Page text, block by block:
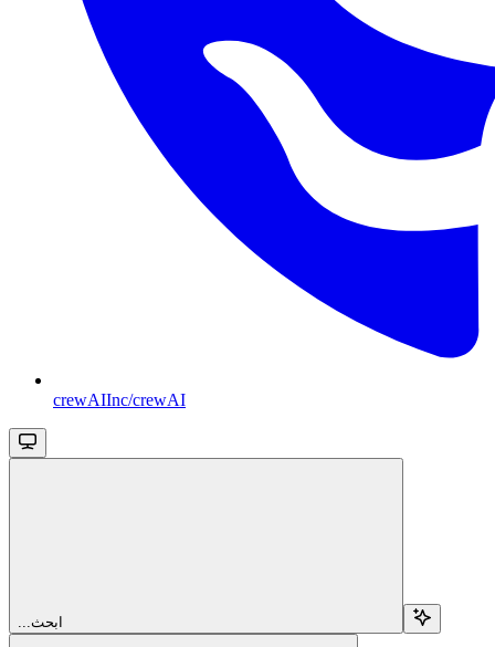
crewAIInc/crewAI
...ابحث